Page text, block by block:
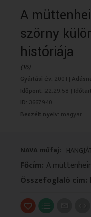
A
szörny
históriája
(16)
Gyártási év: 2001|
Időpont: 22:29:58 |
ID: 3667940
Beszélt nyelv: magyar
NAVA műfaj:
Főcím:A
Összefoglaló cím: